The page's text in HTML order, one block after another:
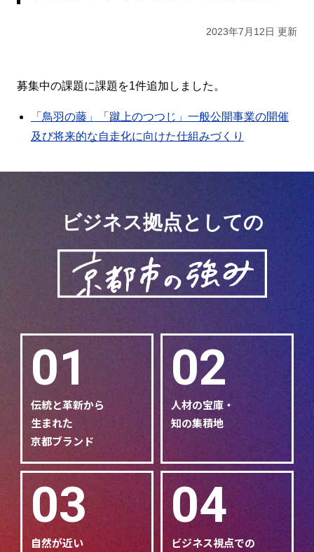
2023年7月12日 更新
募集中の課題に課題を1件追加しました。
「鳥羽の藤」「蹴上のつつじ」一般公開事業の開催
及び将来的な自走化に向けた仕組みづくり
ビジネス拠点としての
01
伝統と革新から
生まれた
京都ブランド
02
人材の宝庫・
知の集積地
03
自然が近い
04
ビジネス視点での